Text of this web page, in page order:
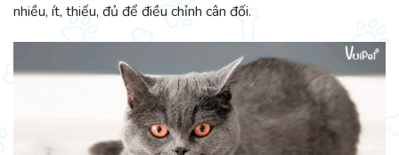
nhiều, ít, thiếu, đủ để điều chỉnh cân đối.